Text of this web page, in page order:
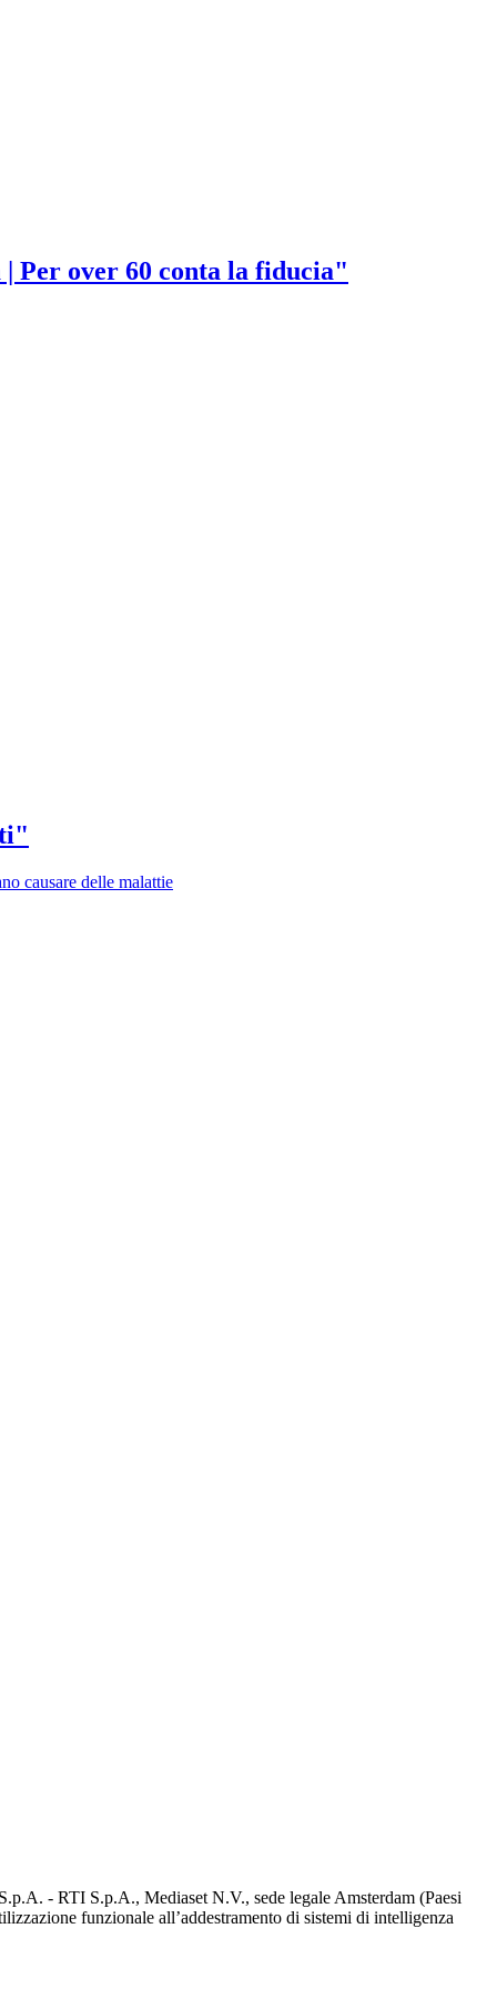
Per over 60 conta la fiducia"
causare delle malattie
- RTI S.p.A., Mediaset N.V., sede legale Amsterdam (Paesi
funzionale all’addestramento di sistemi di intelligenza